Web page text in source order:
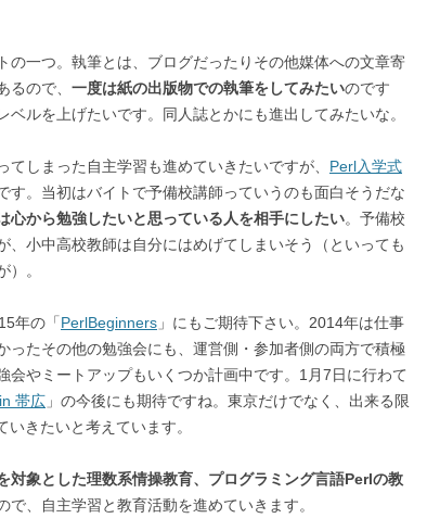
の一つ。執筆とは、ブログだったりその他媒体への文章寄
ので、 一度は紙の出版物での執筆をしてみたいのです
ルを上げたいです。同人誌とかにも進出してみたいな。
しまった自主学習も進めていきたいですが、 Perl入学式
す。当初はバイトで予備校講師っていうのも面白そうだな
心から勉強したいと思っている人を相手にしたい。予備校
、小中高校教師は自分にはめげてしまいそう（といっても
）。
年の「PerlBeginners 」にもご期待下さい。2014年は仕事
ったその他の勉強会にも、運営側・参加者側の両方で積極
会やミートアップもいくつか計画中です。1月7日に行わて
帯広 」の今後にも期待ですね。東京だけでなく、出来る限
きたいと考えています。
対象とした理数系情操教育、プログラミング言語Perlの教
で、自主学習と教育活動を進めていきます。